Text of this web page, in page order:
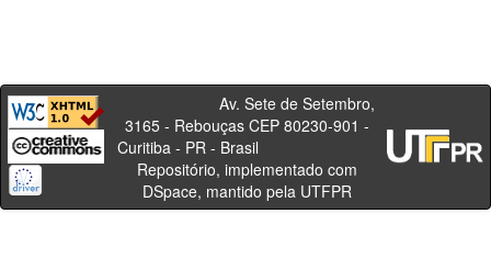
Av. Sete de Setembro,
3165 - Rebouças CEP 80230-901 -
Curitiba - PR - Brasil
Repositório, implementado com
DSpace, mantido pela UTFPR